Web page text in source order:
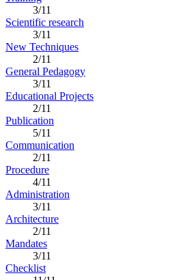
3/11
Scientific research
3/11
New Techniques
2/11
General Pedagogy
3/11
Educational Projects
2/11
Publication
5/11
Communication
2/11
Procedure
4/11
Administration
3/11
Architecture
2/11
Mandates
3/11
Checklist